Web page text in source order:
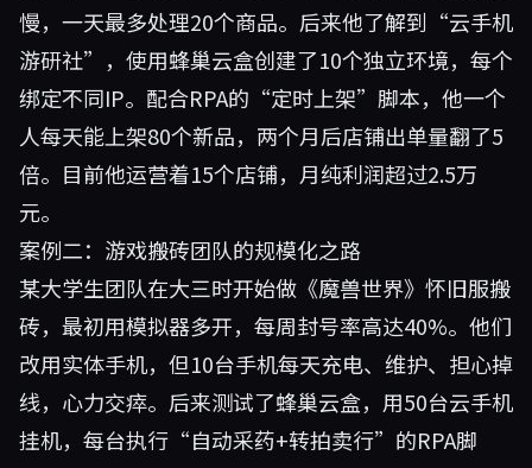
慢，一天最多处理20个商品。后来他了解到“云手机
游研社”，使用蜂巢云盒创建了10个独立环境，每个
绑定不同IP。配合RPA的“定时上架”脚本，他一个
人每天能上架80个新品，两个月后店铺出单量翻了5
倍。目前他运营着15个店铺，月纯利润超过2.5万
元。
案例二：游戏搬砖团队的规模化之路
某大学生团队在大三时开始做《魔兽世界》怀旧服搬
砖，最初用模拟器多开，每周封号率高达40%。他们
改用实体手机，但10台手机每天充电、维护、担心掉
线，心力交瘁。后来测试了蜂巢云盒，用50台云手机
挂机，每台执行“自动采药+转拍卖行”的RPA脚